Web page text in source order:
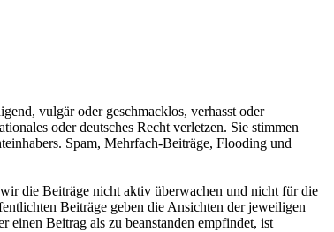
vulgär oder geschmacklos, verhasst oder
oder deutsches Recht verletzen. Sie stimmen
Spam, Mehrfach-Beiträge, Flooding und
die Beiträge nicht aktiv überwachen und nicht für die
Beiträge geben die Ansichten der jeweiligen
einen Beitrag als zu beanstanden empfindet, ist